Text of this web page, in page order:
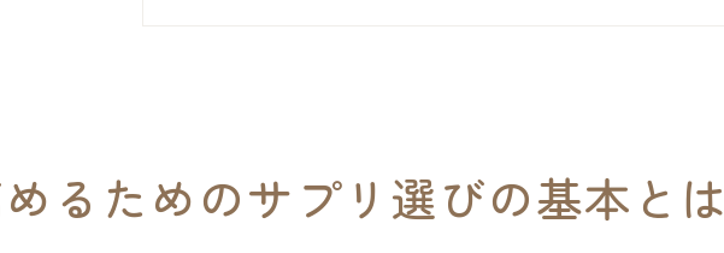
日常のルーティンに組み込む
るためのサプリ選びの基本とは